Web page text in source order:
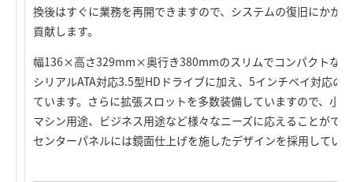
換後はすぐに業務を再開できますので、システムの復旧にかか
貢献します。
幅136×高さ329mm×奥行き380mmのスリムでコンパクトな筐
シリアルATA対応3.5型HDドライブに加え、5インチベイ対応の
ています。さらに拡張スロットを多数装備していますので、小
マシン用途、ビジネス用途など様々なニーズに応えることがで
センターパネルには鏡面仕上げを施したデザインを採用してい